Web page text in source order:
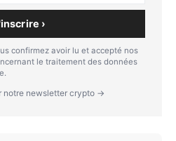
›
confirmez avoir lu et accepté nos
le traitement des données
notre newsletter crypto →